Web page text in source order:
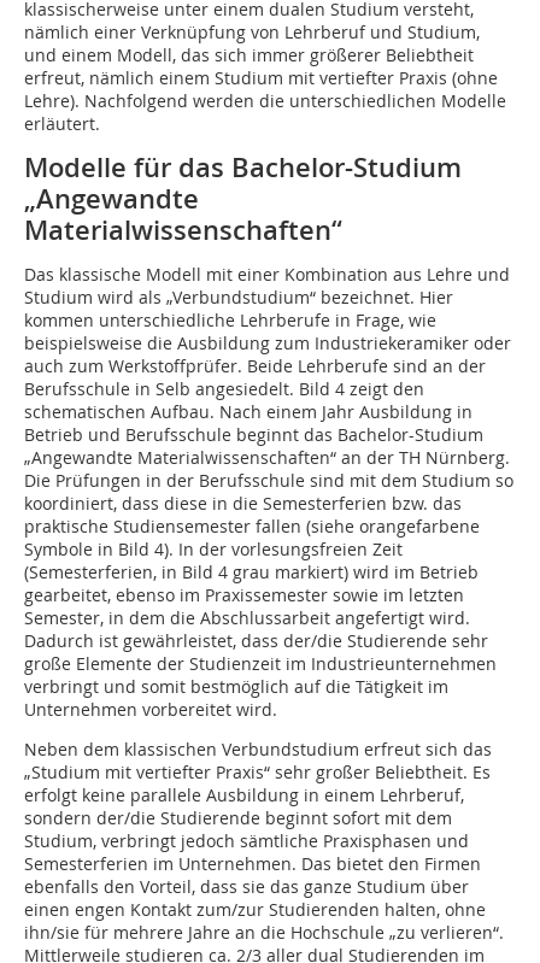
klassischerweise unter einem dualen Studium versteht,
nämlich einer Verknüpfung von Lehrberuf und Studium,
und einem Modell, das sich immer größerer Beliebtheit
erfreut, nämlich einem Studium mit vertiefter Praxis (ohne
Lehre). Nachfolgend werden die unterschiedlichen Modelle
erläutert.
Modelle für das Bachelor-Studium
„Angewandte
Materialwissenschaften“
Das klassische Modell mit einer Kombination aus Lehre und
Studium wird als „Verbundstudium“ bezeichnet. Hier
kommen unterschiedliche Lehrberufe in Frage, wie
beispielsweise die Ausbildung zum Industriekeramiker oder
auch zum Werkstoffprüfer. Beide Lehrberufe sind an der
Berufsschule in Selb angesiedelt. Bild 4 zeigt den
schematischen Aufbau. Nach einem Jahr Ausbildung in
Betrieb und Berufsschule beginnt das Bachelor-Studium
„Angewandte Materialwissenschaften“ an der TH Nürnberg.
Die Prüfungen in der Berufsschule sind mit dem Studium so
koordiniert, dass diese in die Semesterferien bzw. das
praktische Studiensemester fallen (siehe orangefarbene
Symbole in Bild 4). In der vorlesungsfreien Zeit
(Semesterferien, in Bild 4 grau markiert) wird im Betrieb
gearbeitet, ebenso im Praxissemester sowie im letzten
Semester, in dem die Abschlussarbeit angefertigt wird.
Dadurch ist gewährleistet, dass der/die Studierende sehr
große Elemente der Studienzeit im Industrieunternehmen
verbringt und somit bestmöglich auf die Tätigkeit im
Unternehmen vorbereitet wird.
Neben dem klassischen Verbundstudium erfreut sich das
„Studium mit vertiefter Praxis“ sehr großer Beliebtheit. Es
erfolgt keine parallele Ausbildung in einem Lehrberuf,
sondern der/die Studierende beginnt sofort mit dem
Studium, verbringt jedoch sämtliche Praxisphasen und
Semesterferien im Unternehmen. Das bietet den Firmen
ebenfalls den Vorteil, dass sie das ganze Studium über
einen engen Kontakt zum/zur Studierenden halten, ohne
ihn/sie für mehrere Jahre an die Hochschule „zu verlieren“.
Mittlerweile studieren ca. 2/3 aller dual Studierenden im